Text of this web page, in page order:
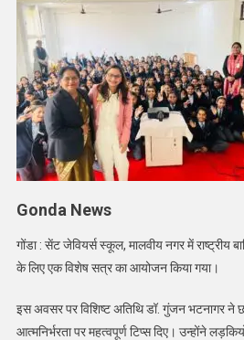
Gonda News
गोंडा : सेंट जेवियर्स स्कूल, मालवीय नगर में राष्ट्रीय
के लिए एक विशेष सत्र का आयोजन किया गया।
इस अवसर पर विशिष्ट अतिथि डॉ. गुंजन भटनागर ने
आत्मनिर्भरता पर महत्वपूर्ण टिप्स दिए। उन्होंने